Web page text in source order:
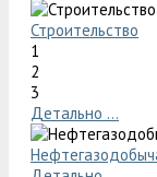
Строительство
1
2
3
Детально ...